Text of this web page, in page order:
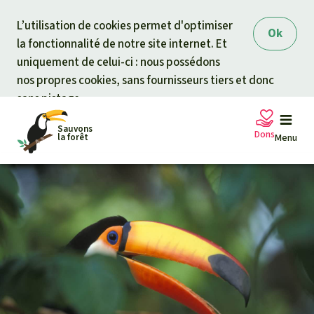
Ok
L’utilisation de cookies permet d'optimiser
la fonctionnalité de notre site internet. Et
uniquement de celui-ci : nous possédons
nos propres cookies, sans fournisseurs tiers et donc
sans pistage.
Sauvons
la forêt Menu
Pétitions
Projets
rmations
Dons
Votre soutien est capital
Don général
Fonds d'urgence